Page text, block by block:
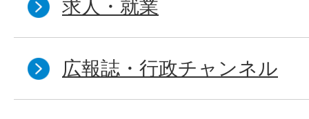
求人・就業
広報誌・行政チャンネル